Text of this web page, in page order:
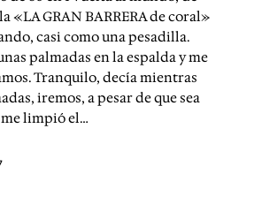
«LA GRAN BARRERA de coral»
casi como una pesadilla.
palmadas en la espalda y me
Tranquilo, decía mientras
iremos, a pesar de que sea
me limpió el…